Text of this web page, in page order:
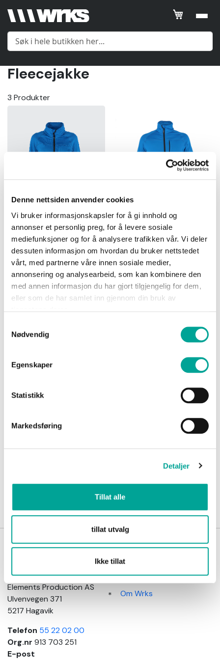
Denne nettsiden anvender cookies
Vi bruker informasjonskapsler for å gi innhold og
annonser et personlig preg, for å levere sosiale
mediefunksjoner og for å analysere trafikken vår. Vi deler
dessuten informasjon om hvordan du bruker nettstedet
vårt, med partnerne våre innen sosiale medier,
annonsering og analysearbeid, som kan kombinere den
med annen informasjon du har gjort tilgjengelig for dem,
eller som de har samlet inn gjennom din bruk av
Nødvendig
Egenskaper
Statistikk
Markedsføring
Detaljer
Tillat alle
tillat utvalg
Ikke tillat
Mellomlag
Tilbehør
Sko
Om
Wrks
konto
Fleecejakke
3 Produkter
Topaz Fleecejakke
dame
kr 999,00
Topaz Fleecejakke
kr 999,00
Albite Fleecejakke
Wrks
Adresse
Elements Production AS
Ulvenvegen 371
5217 Hagavik
Telefon 55 22 02 00
Org.nr 913 703 251
E-post
Kundeinformasjon
Salgsbetingelser
Kundeservice
Om Wrks
Filtrer
Posisjon
Product
Price
Gender
Gender
Vis
produkter